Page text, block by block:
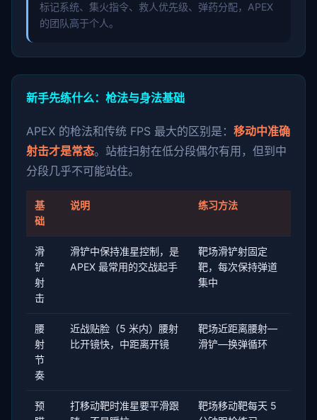
标记系统、集火指令、救人优先级、弹药分配，APEX
的团队高于个人。
新手先练什么：枪法与身法基础
APEX 的枪法和传统 FPS 最大的区别是： 移动中准确
射击才是常态。站桩扫射在低分段偶尔有用，但到中
分段几乎不可能站住。
基
础
说明 练习方法
滑
铲
射
击
滑铲中保持准星控制，是
APEX 最常用的交战起手
靶场滑铲射固定
靶，每次保持弹道
集中
腰
射
节
奏
近战贴脸（5 米内）腰射
比开镜快，中距离开镜
靶场近距离腰射—
滑铲—换弹循环
预
打移动靶时准星要平滑跟
靶场移动靶每天 5